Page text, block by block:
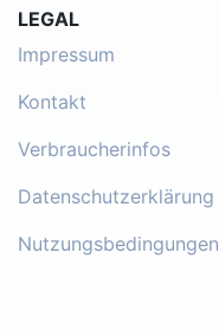
LEGAL
Impressum
Kontakt
Verbraucherinfos
Datenschutzerklärung
Nutzungsbedingungen